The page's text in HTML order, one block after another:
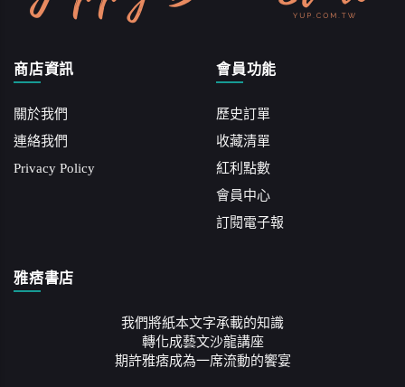
商店資訊
關於我們
連絡我們
Privacy Policy
會員功能
歷史訂單
收藏清單
紅利點數
會員中心
訂閱電子報
雅痞書店
我們將紙本文字承載的知識
轉化成藝文沙龍講座
期許雅痞成為一席流動的饗宴